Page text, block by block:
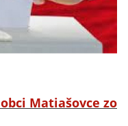
Matiašovce zo